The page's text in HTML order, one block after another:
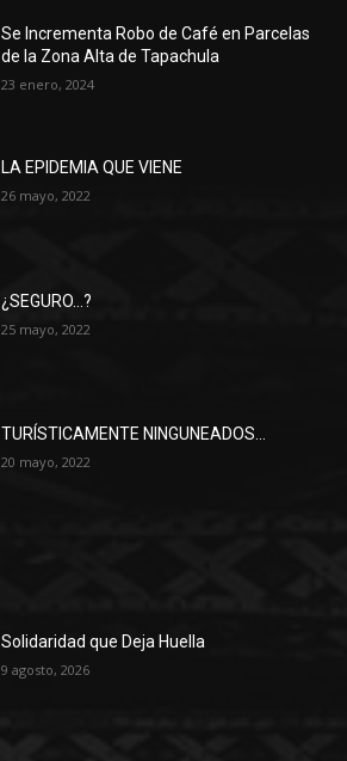
Se Incrementa Robo de Café en Parcelas
de la Zona Alta de Tapachula
23 enero, 2024
LA EPIDEMIA QUE VIENE
26 mayo, 2022
¿SEGURO…?
25 mayo, 2022
TURÍSTICAMENTE NINGUNEADOS…
20 mayo, 2022
Solidaridad que Deja Huella
9 agosto, 2026